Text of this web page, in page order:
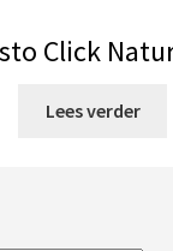
Click
Lees verder